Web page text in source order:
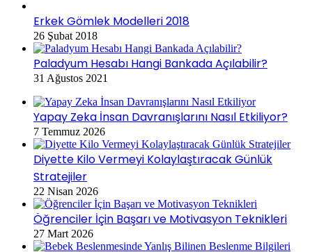
Erkek Gömlek Modelleri 2018
26 Şubat 2018
Paladyum Hesabı Hangi Bankada Açılabilir?
31 Ağustos 2021
Yapay Zeka İnsan Davranışlarını Nasıl Etkiliyor?
7 Temmuz 2026
Diyette Kilo Vermeyi Kolaylaştıracak Günlük
Stratejiler
22 Nisan 2026
Öğrenciler İçin Başarı ve Motivasyon Teknikleri
27 Mart 2026